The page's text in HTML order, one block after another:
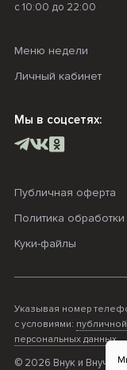
с 10:00 до 22:00
Меню недели
Личный кабинет
Мы в соцсетях:
Публичная оферта
Политика
Куки-файлы
Указывая номер
с условиями:
персональных данных.
© 2026 Внук и